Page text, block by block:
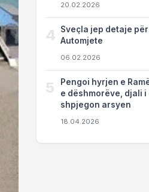
20.02.2026
4
Sveçla jep detaje
Automjete
06.02.2026
5
Pengoi hyrjen e
e dëshmorëve, djali
shpjegon arsyen
18.04.2026